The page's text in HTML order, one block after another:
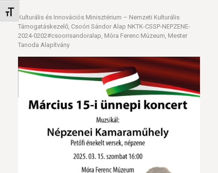
Betűméret váltása
Kulturális és Innovációs Minisztérium – Nemzeti Kulturális
Támogatáskezelő, Csoóri Sándor Alap NKTK-CSSP-NEPZENE-
2024-0202#csoorisandoralap, Móra Ferenc Múzeum, Mester
Tanoda Alapítvány